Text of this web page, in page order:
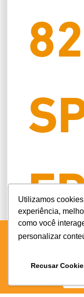
BAIXE O
Utilizamos
experiência,
como você
personalizar
Recusar